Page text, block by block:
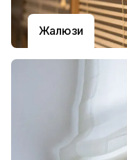
Жалюзи